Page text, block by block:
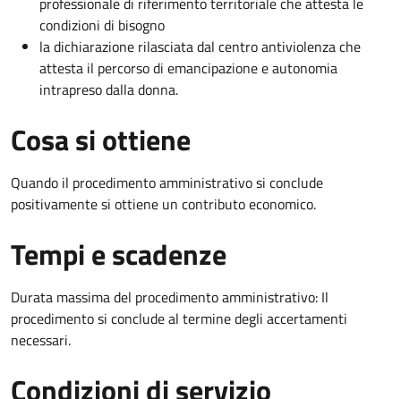
condizioni di bisogno
la dichiarazione rilasciata dal centro antiviolenza che
attesta il percorso di emancipazione e autonomia
intrapreso dalla donna.
Cosa si ottiene
Quando il procedimento amministrativo si conclude
positivamente si ottiene un contributo economico.
Tempi e scadenze
Durata massima del procedimento amministrativo: Il
procedimento si conclude al termine degli accertamenti
necessari.
Condizioni di servizio